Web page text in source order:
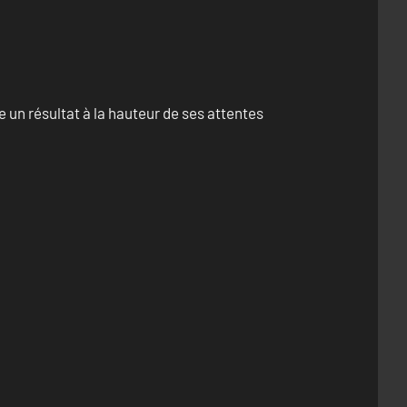
résultat à la hauteur de ses attentes